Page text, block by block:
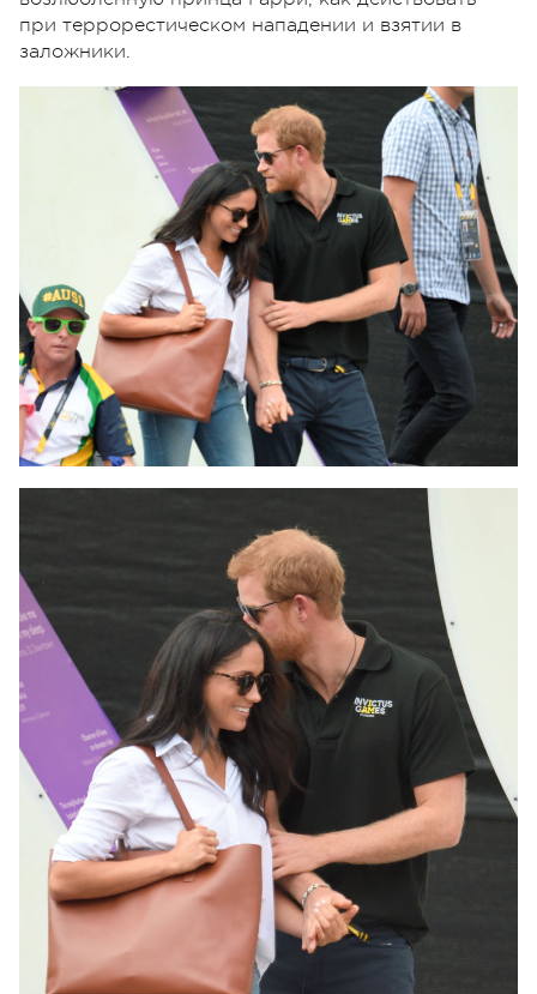
при террорестическом нападении и взятии в
заложники.